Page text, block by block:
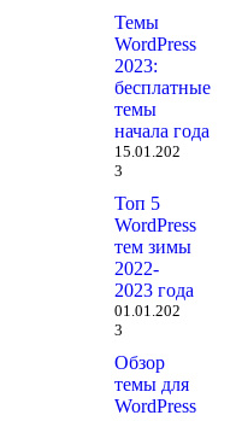
Темы
WordPress
2023:
бесплатные
темы
начала года
15.01.202
3
Топ 5
WordPress
тем зимы
2022-
2023 года
01.01.202
3
Обзор
темы для
WordPress